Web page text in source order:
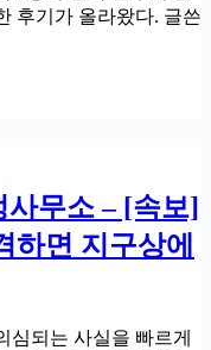
후기가 올라왔다. 글쓴
사무소 – [속보]
하면 지구상에
되는 사실을 빠르게